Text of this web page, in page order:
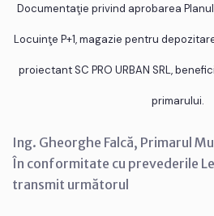
Documentaţie privind aprobarea
Locuinţe P+1, magazie pentru
proiectant SC PRO URBAN SRL,
primarului.
Ing. Gheorghe Falcă, Primarul
În conformitate cu prevederile
transmit următorul